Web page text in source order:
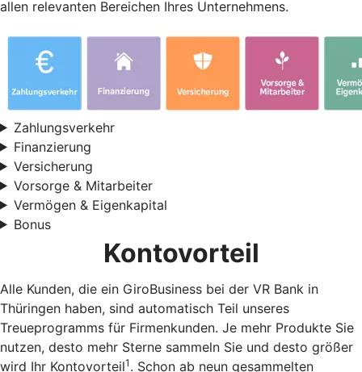
allen relevanten Bereichen Ihres Unternehmens.
Zahlungsverkehr
Finanzierung
Versicherung
Vorsorge & Mitarbeiter
Vermögen & Eigenkapital
Bonus
Kontovorteil
Alle Kunden, die ein GiroBusiness bei der VR Bank in
Thüringen haben, sind automatisch Teil unseres
Treueprogramms für Firmenkunden. Je mehr Produkte Sie
nutzen, desto mehr Sterne sammeln Sie und desto größer
wird Ihr Kontovorteil1 . Schon ab neun gesammelten